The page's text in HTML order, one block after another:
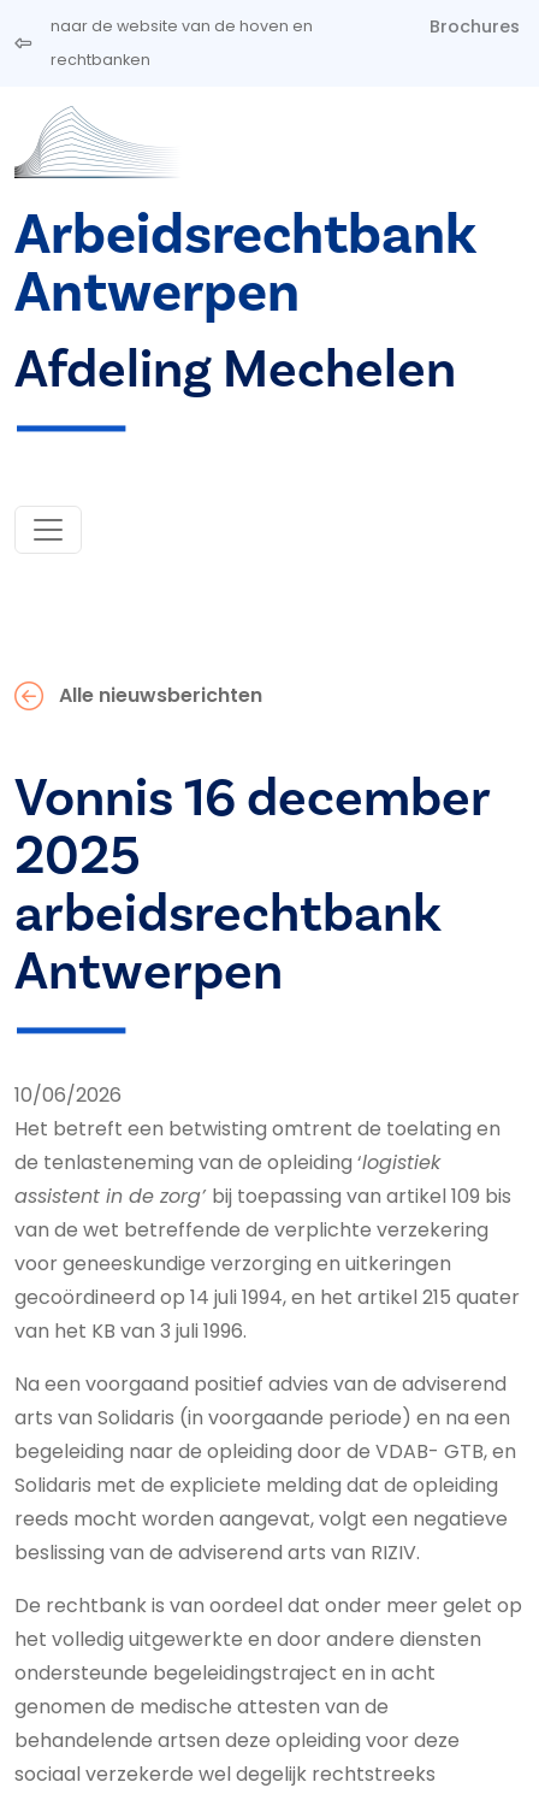
Overslaan en naar de inhoud gaan
naar de website van de hoven en
rechtbanken
Brochures
Arbeidsrechtbank
Antwerpen
Afdeling Mechelen
Alle nieuwsberichten
Vonnis 16 december
2025
arbeidsrechtbank
Antwerpen
10/06/2026
Het betreft een betwisting omtrent de toelating en
de tenlasteneming van de opleiding ‘logistiek
assistent in de zorg’ bij toepassing van artikel 109 bis
van de wet betreffende de verplichte verzekering
voor geneeskundige verzorging en uitkeringen
gecoördineerd op 14 juli 1994, en het artikel 215 quater
van het KB van 3 juli 1996.
Na een voorgaand positief advies van de adviserend
arts van Solidaris (in voorgaande periode) en na een
begeleiding naar de opleiding door de VDAB- GTB, en
Solidaris met de expliciete melding dat de opleiding
reeds mocht worden aangevat, volgt een negatieve
beslissing van de adviserend arts van RIZIV.
De rechtbank is van oordeel dat onder meer gelet op
het volledig uitgewerkte en door andere diensten
ondersteunde begeleidingstraject en in acht
genomen de medische attesten van de
behandelende artsen deze opleiding voor deze
sociaal verzekerde wel degelijk rechtstreeks